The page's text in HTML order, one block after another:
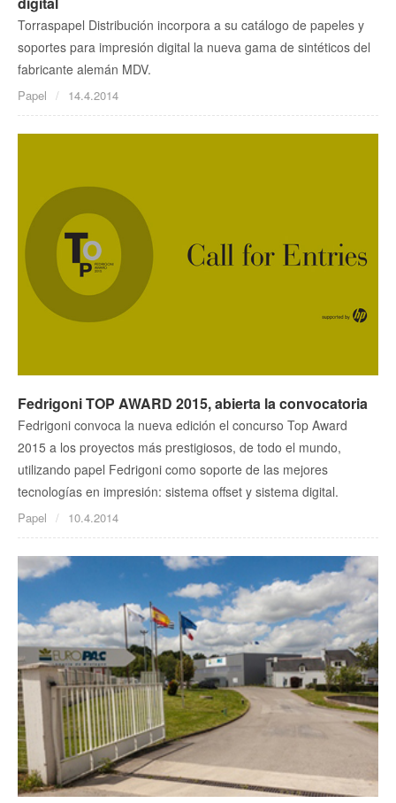
Torraspapel Distribución incorpora a su catálogo de papeles y
soportes para impresión digital la nueva gama de sintéticos del
fabricante alemán MDV.
Papel 14.4.2014
Fedrigoni TOP AWARD 2015, abierta la convocatoria
Fedrigoni convoca la nueva edición el concurso Top Award
2015 a los proyectos más prestigiosos, de todo el mundo,
utilizando papel Fedrigoni como soporte de las mejores
tecnologías en impresión: sistema offset y sistema digital.
Papel 10.4.2014